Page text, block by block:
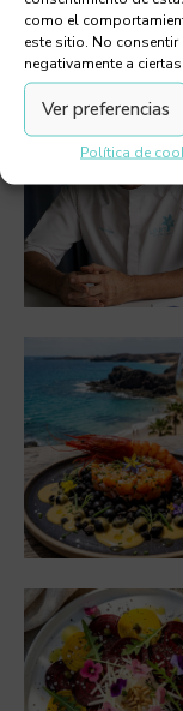
como el
este sitio. No
negativamente a
Ver preferencias
Política de
Debes leer